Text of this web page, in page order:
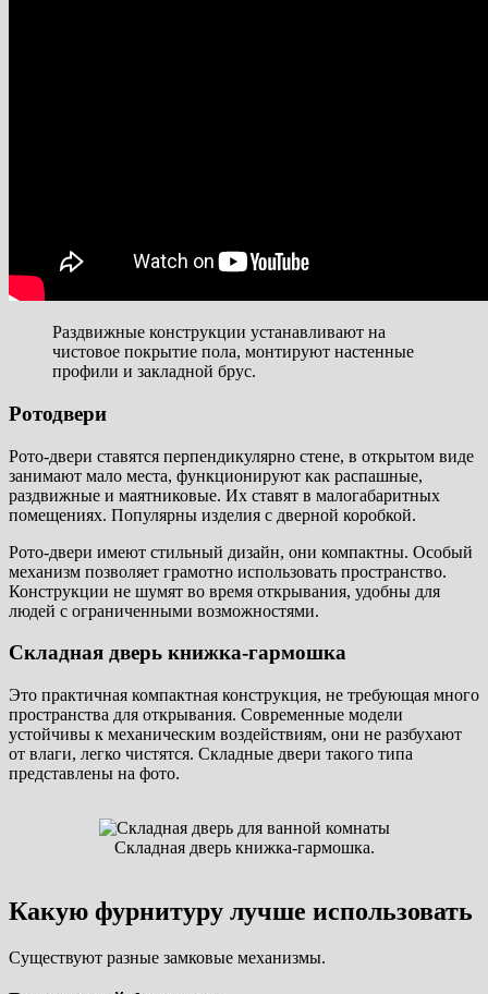
Раздвижные конструкции устанавливают на
чистовое покрытие пола, монтируют настенные
профили и закладной брус.
Ротодвери
Рото-двери ставятся перпендикулярно стене, в открытом виде
занимают мало места, функционируют как распашные,
раздвижные и маятниковые. Их ставят в малогабаритных
помещениях. Популярны изделия с дверной коробкой.
Рото-двери имеют стильный дизайн, они компактны. Особый
механизм позволяет грамотно использовать пространство.
Конструкции не шумят во время открывания, удобны для
людей с ограниченными возможностями.
Складная дверь книжка-гармошка
Это практичная компактная конструкция, не требующая много
пространства для открывания. Современные модели
устойчивы к механическим воздействиям, они не разбухают
от влаги, легко чистятся. Складные двери такого типа
представлены на фото.
Складная дверь книжка-гармошка.
Какую фурнитуру лучше использовать
Существуют разные замковые механизмы.